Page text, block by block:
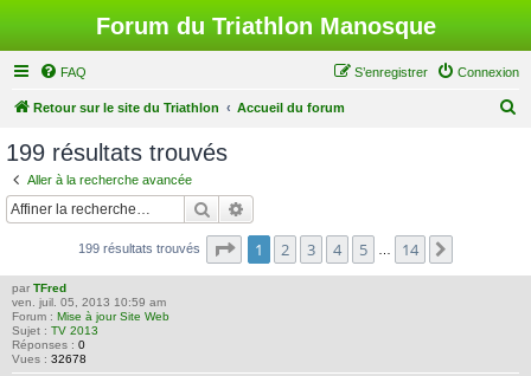
Forum du Triathlon Manosque
FAQ Connexion
S’enregistrer
Retour sur le site du Triathlon Accueil du forum
c
199 résultats trouvés
Aller à la recherche avancée
Rechercher
199 résultats trouvés Page sur14
1 2 3 4 5 14
par TFred
ven. juil. 05, 2013 10:59 am
Forum : Mise à jour Site Web
Sujet : TV 2013
Réponses : 0
Vues : 32678